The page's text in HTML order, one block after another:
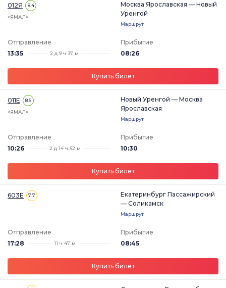
012Я 8.4
«ЯМАЛ»
Москва Ярославская — Новый
Уренгой
Маршрут
Отправление
13:35
2 д 9 ч 37 м
Прибытие
08:26
Купить билет
011Е 8.6
«ЯМАЛ»
Новый Уренгой — Москва
Ярославская
Маршрут
Отправление
10:26
2 д 14 ч 52 м
Прибытие
10:30
Купить билет
603Е 7.7
Екатеринбург Пассажирский
— Соликамск
Маршрут
Отправление
17:28
11 ч 47 м
Прибытие
08:45
Купить билет